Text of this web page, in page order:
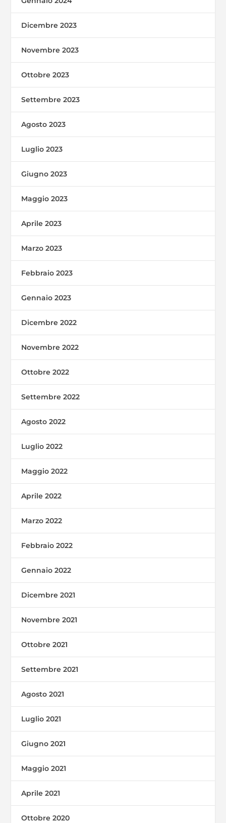
Dicembre 2023
Novembre 2023
Ottobre 2023
Settembre 2023
Agosto 2023
Luglio 2023
Giugno 2023
Maggio 2023
Aprile 2023
Marzo 2023
Febbraio 2023
Gennaio 2023
Dicembre 2022
Novembre 2022
Ottobre 2022
Settembre 2022
Agosto 2022
Luglio 2022
Maggio 2022
Aprile 2022
Marzo 2022
Febbraio 2022
Gennaio 2022
Dicembre 2021
Novembre 2021
Ottobre 2021
Settembre 2021
Agosto 2021
Luglio 2021
Giugno 2021
Maggio 2021
Aprile 2021
Ottobre 2020